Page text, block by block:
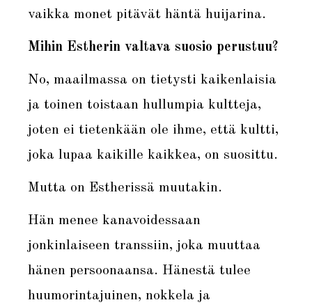
vaikka monet pitävät häntä huijarina.
Mihin Estherin valtava suosio perustuu?
No, maailmassa on tietysti kaikenlaisia
ja toinen toistaan hullumpia kultteja,
joten ei tietenkään ole ihme, että kultti,
joka lupaa kaikille kaikkea, on suosittu.
Mutta on Estherissä muutakin.
Hän menee kanavoidessaan
jonkinlaiseen transsiin, joka muuttaa
hänen persoonaansa. Hänestä tulee
huumorintajuinen, nokkela ja